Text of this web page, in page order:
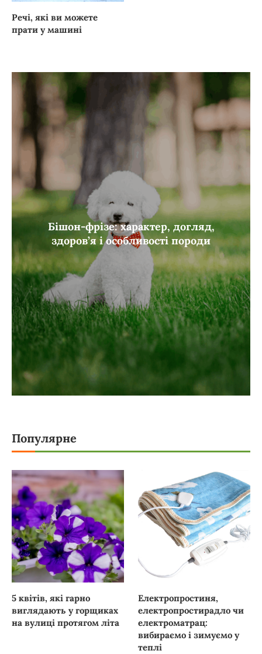
Речі, які ви можете
прати у машині
Бішон-фрізе: характер, догляд,
здоров’я і особливості породи
Популярне
5 квітів, які гарно
виглядають у горщиках
на вулиці протягом літа
Електропростиня,
електропростирадло чи
електроматрац:
вибираємо і зимуємо у
теплі